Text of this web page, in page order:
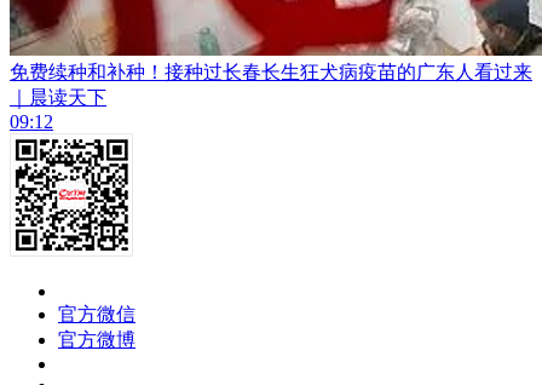
免费续种和补种！接种过长春长生狂犬病疫苗的广东人看过来
｜晨读天下
09:12
官方微信
官方微博